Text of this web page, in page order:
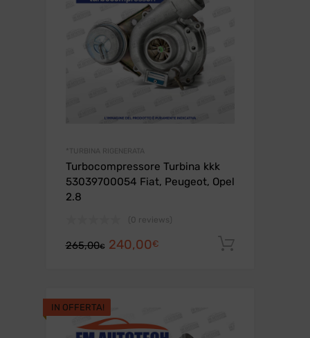
*TURBINA RIGENERATA
Turbocompressore Turbina kkk
53039700054 Fiat, Peugeot, Opel
2.8
(0 reviews)
265,00€ Il
era:
265,00€.
240,00€Il
IN OFFERTA!